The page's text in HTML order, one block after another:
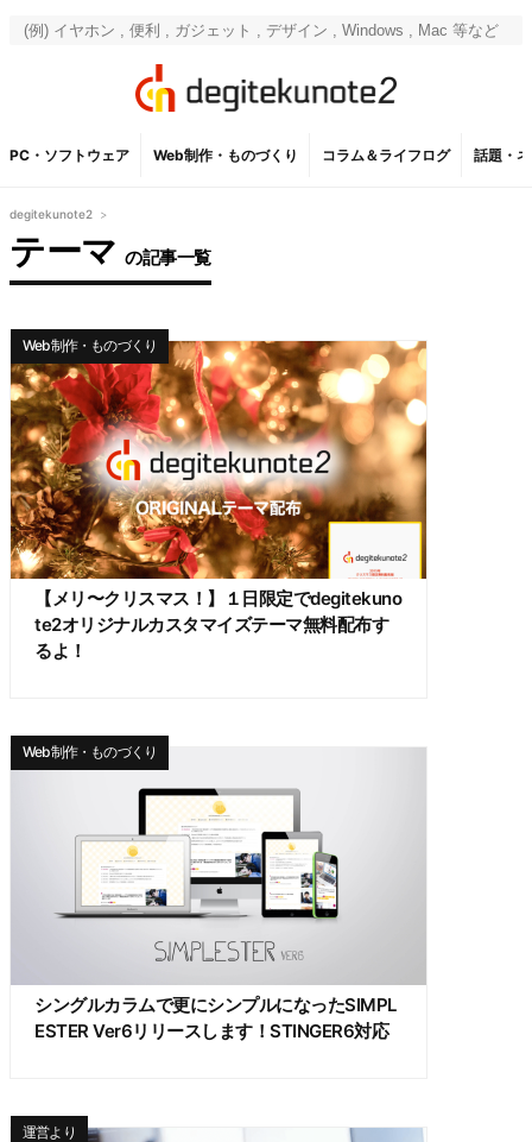
PC・ソフトウェア Web制作・ものづくり コラム＆ライフログ 話題・
degitekunote2 >
テーマ の記事一覧
【メリ〜クリスマス！】１日限定でdegitekuno
te2オリジナルカスタマイズテーマ無料配布す
るよ！
Web制作・ものづくり
シングルカラムで更にシンプルになったSIMPL
ESTER Ver6リリースします！STINGER6対応
Web制作・ものづくり
運営より